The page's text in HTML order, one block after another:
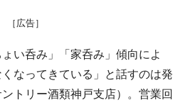
［広告］
い呑み」「家呑み」傾向によ
なってきている」と話すのは発
トリー酒類神戸支店）。営業回